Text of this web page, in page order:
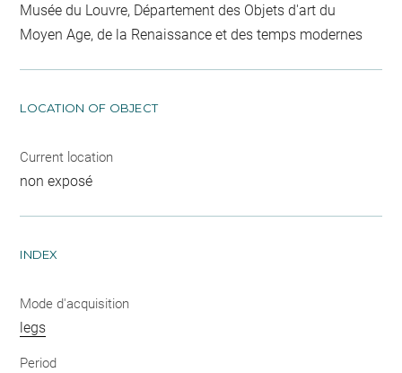
Musée du Louvre, Département des Objets d'art du
Moyen Age, de la Renaissance et des temps modernes
LOCATION OF OBJECT
Current location
non exposé
INDEX
Mode d'acquisition
legs
Period